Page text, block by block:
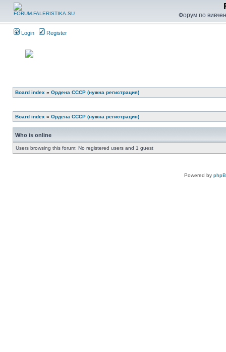
Форум по
Login Register
Board index » Ордена СССР (нужна регистрация)
Board index » Ордена СССР (нужна регистрация)
Who is online
Users browsing this forum: No registered users and 1 guest
Powered by